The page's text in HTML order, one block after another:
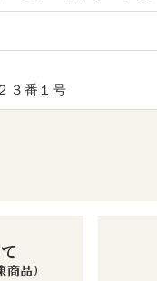
３番１号
品）